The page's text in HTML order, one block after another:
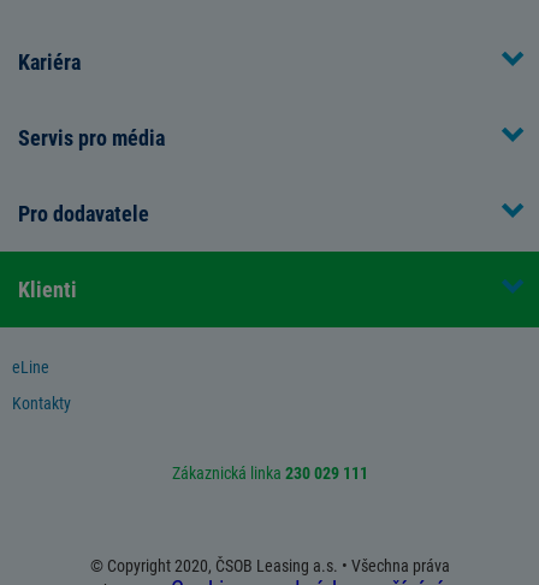
Kariéra
Servis pro média
Pro dodavatele
Klienti
Zákaznická linka 230 029 111
eLine
Kontakty
© Copyright 2020, ČSOB Leasing a.s. • Všechna práva